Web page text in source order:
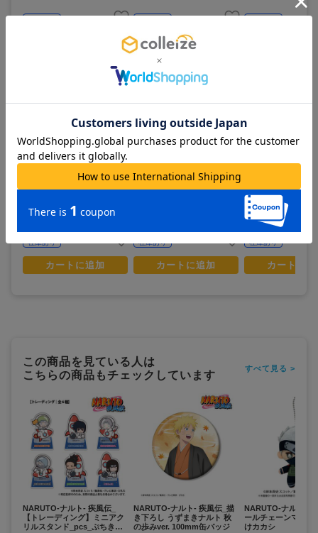
NARUTO-ナルト- 疾風伝_
【トレーディング】チャーム
付きキーホルダー_pcs_ぷち
1,200 (税抜)
¥1,320 (税込)
在庫あり
カートに追加
カートに追加
NARUTO-ナルト- 疾風伝_T
シャツ_うずまきナルト_描き
下ろし
在庫あり
カートに追加
ン_春野サクラ_描き
¥1,800 (税抜)
¥1,980 (税込)
在庫あり
カートに
この商品を見ている人は
こちらの商品もチェックしています
すべて見る >
NARUTO-ナルト- 疾風伝_
【トレーディング】ミニアク
リルスタンド_pcs_ぷちきゅ
NARUTO-ナルト- 疾風伝_描
き下ろし うずまきナルト 秋
の歩みver. 100mm缶バッジ
NARUTO-ナルト-
ールチェーンマスコ
けカカシ